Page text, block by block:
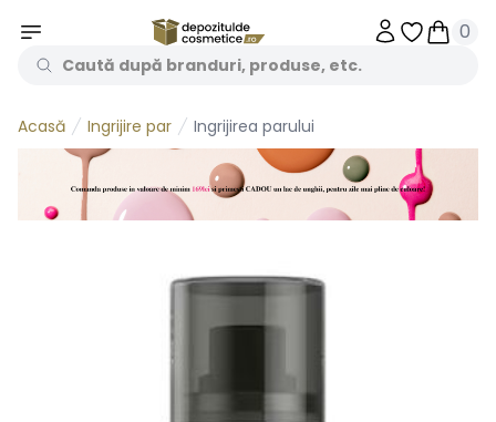
Obiecte
0
Acasă Ingrijire par Ingrijirea parului